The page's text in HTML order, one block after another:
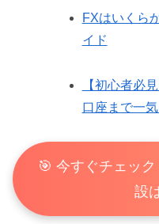
FXはいくら
イド
【初心者必
口座まで一
🎯 今すぐチェッ
設